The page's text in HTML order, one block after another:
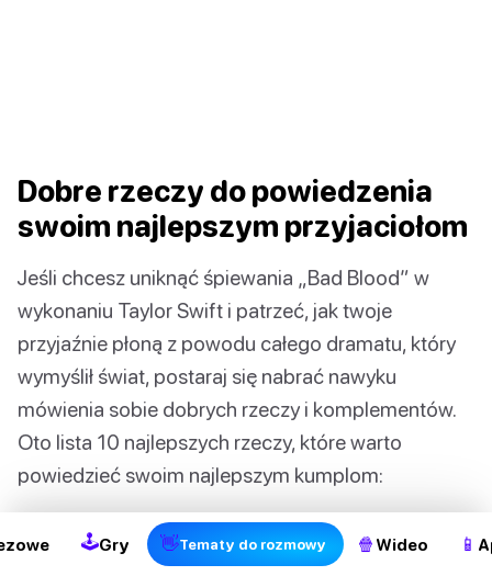
Dobre rzeczy do powiedzenia
swoim najlepszym przyjaciołom
Jeśli chcesz uniknąć śpiewania „Bad Blood” w
wykonaniu Taylor Swift i patrzeć, jak twoje
przyjaźnie płoną z powodu całego dramatu, który
wymyślił świat, postaraj się nabrać nawyku
mówienia sobie dobrych rzeczy i komplementów.
Oto lista 10 najlepszych rzeczy, które warto
powiedzieć swoim najlepszym kumplom:
Mogę się na ciebie wściekać tylko
przez krótki czas, ponieważ mam ci
🕹Gry 👋Tematy do rozmowy 🍿 Wideo 📱